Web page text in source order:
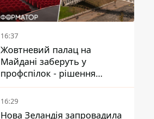
16:37
Жовтневий палац на
Майдані заберуть у
профспілок - рішення
Господарського суду
16:29
Нова Зеландія запровадила